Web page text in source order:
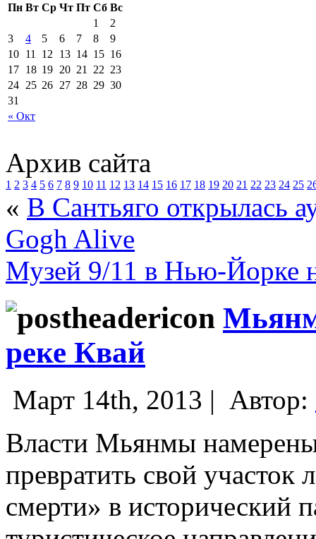
Пн Вт Ср Чт Пт Сб Вс
« Окт
1
2
3
4 5 6 7 8
9
10 11 12 13 14 15 16
17 18 19 20 21 22 23
24 25 26 27 28 29 30
31
Архив сайта
1 2 3 4 5 6 7 8 9 10 11 12 13 14 15 16 17 18 19 20 21 22 23 24 25
« В Сантьяго открылась
Gogh Alive
Музей 9/11 в Нью-Йорке
реке Квай
Март 14th, 2013 | Автор:
Власти Мьянмы
превратить свой участок
смерти» в исторический